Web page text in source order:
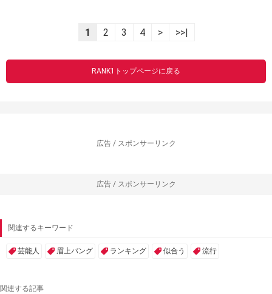
1 2 3 4 > >>|
RANK1トップページに戻る
広告 / スポンサーリンク
広告 / スポンサーリンク
関連するキーワード
芸能人 眉上バング ランキング 似合う 流行
関連する記事